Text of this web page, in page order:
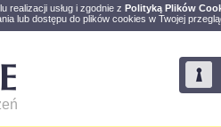
realizacji usług i zgodnie z Polityką Plików
lub dostępu do plików cookies w Twojej